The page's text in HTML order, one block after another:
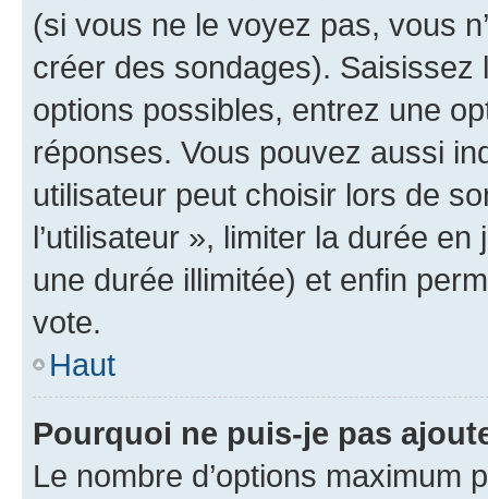
(si vous ne le voyez pas, vous
créer des sondages).
options possibles, entrez une
réponses. Vous pouvez aussi
utilisateur peut choisir lors de
l’utilisateur », limiter la durée
une durée illimitée) et enfin
vote.
Haut
Pourquoi ne puis-je pas
Le nombre d’options maximum